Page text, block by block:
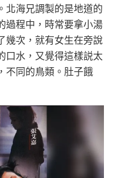
北海兄調製的是地道的
過程中，時常要拿小湯
幾次，就有女生在旁說
口水，又覺得這樣説太
不同的鳥類。肚子餓